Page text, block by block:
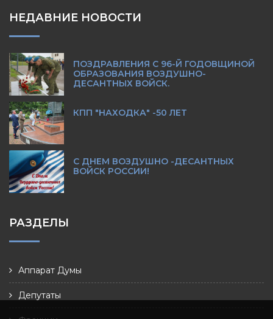
НЕДАВНИЕ НОВОСТИ
ПОЗДРАВЛЕНИЯ С 96-Й ГОДОВЩИНОЙ
ОБРАЗОВАНИЯ ВОЗДУШНО-
ДЕСАНТНЫХ ВОЙСК.
КПП "НАХОДКА" -50 ЛЕТ
С ДНЕМ ВОЗДУШНО -ДЕСАНТНЫХ
ВОЙСК РОССИИ!
РАЗДЕЛЫ
Аппарат Думы
Депутаты